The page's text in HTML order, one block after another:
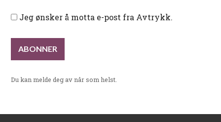
Jeg ønsker å motta e-post fra Avtrykk.
Du kan melde deg av når som helst.